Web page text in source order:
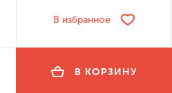
В избранное
В КОРЗИНУ